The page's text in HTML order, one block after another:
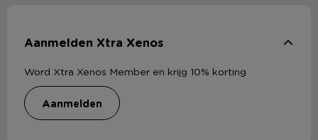
Aanmelden Xtra Xenos
Word Xtra Xenos Member en krijg 10% korting
aanmelden